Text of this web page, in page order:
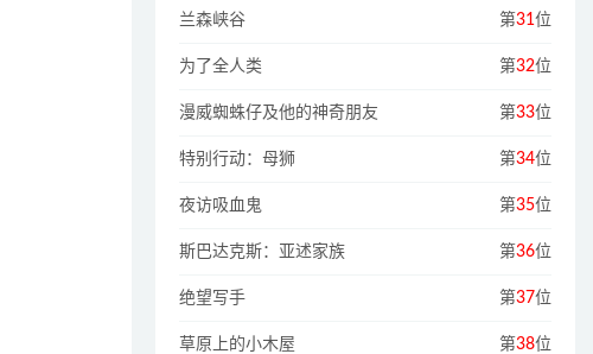
兰森峡谷 第31位
为了全人类 第32位
漫威蜘蛛仔及他的神奇朋友 第33位
特别行动：母狮 第34位
夜访吸血鬼 第35位
斯巴达克斯：亚述家族 第36位
绝望写手 第37位
草原上的小木屋 第38位